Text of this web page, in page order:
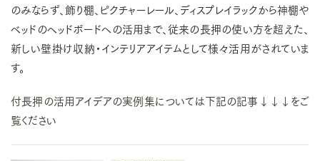
のみならず、飾り棚、ピクチャーレール、ディスプレイラックから神棚や
ベッドのヘッドボードへの活用まで、従来の長押の使い方を超えた、
新しい壁掛け収納・インテリアアイテムとして様々活用がされていま
す。
付長押の活用アイデアの実例集については下記の記事↓↓↓をご
覧ください